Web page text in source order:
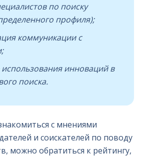
по поиску
профиля);
коммуникации с
инноваций в
поиска.
с мнениями
и соискателей по поводу
можно обратиться к рейтингу,